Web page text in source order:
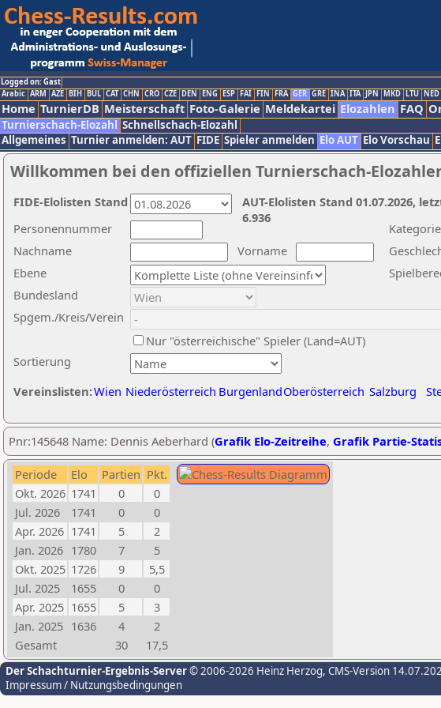
Logged on: Gast
Arabic ARM AZE BIH BUL CAT CHN CRO CZE DEN ENG ESP FAI FIN FRA GER GRE INA ITA JPN MKD LTU NED
Home TurnierDB Meisterschaft Foto-Galerie Meldekartei Elozahlen FAQ
Turnierschach-Elozahl Schnellschach-Elozahl
Allgemeines Turnier anmelden: AUT FIDE Spieler anmelden Elo AUT Elo Vorschau
Willkommen bei den offiziellen Turnierschach-
Nachname
Vorname
Ebene
Kategorie
Sortierung
Personennummer
Bundesland
Spgem./Kreis/Verein
Nur "österreichische" Spieler (Land=AUT)
Vereinslisten:Wien Niederösterreich BurgenlandOberösterreich Salzburg
AUT-Elolisten Stand 01.07.2026,
6.936
FIDE-Elolisten Stand
Pnr:145648 Name: Dennis Aeberhard (Grafik Elo-Zeitreihe, Grafik Partie-
Periode Elo Partien Pkt.
Okt. 2026 1741 0
0
Jul. 2026
1741 0
0
Apr. 2026 1741 5
2
Jan. 2026 1780 7
5
Okt. 2025 1726 9
5,5
Jul. 2025
1655 0
0
Apr. 2025 1655 5
3
Jan. 2025 1636 4
2
Gesamt
30 17,5
Der Schachturnier-Ergebnis-Server© 2006-2026 Heinz Herzog, CMS-Version
Impressum / Nutzungsbedingungen